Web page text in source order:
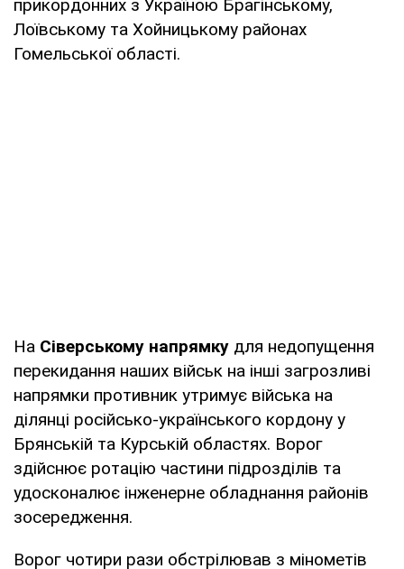
прикордонних з Україною Брагінському,
Лоївському та Хойницькому районах
Гомельської області.
На Сіверському напрямку для недопущення
перекидання наших військ на інші загрозливі
напрямки противник утримує війська на
ділянці російсько-українського кордону у
Брянській та Курській областях. Ворог
здійснює ротацію частини підрозділів та
удосконалює інженерне обладнання районів
зосередження.
Ворог чотири рази обстрілював з мінометів